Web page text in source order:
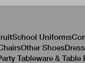
School Uniforms
Other Shoes
Tableware & Table